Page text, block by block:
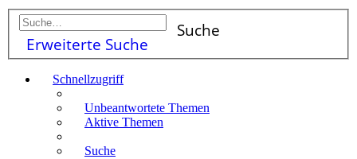
Suche
Erweiterte Suche
Schnellzugriff
Unbeantwortete Themen
Aktive Themen
Suche